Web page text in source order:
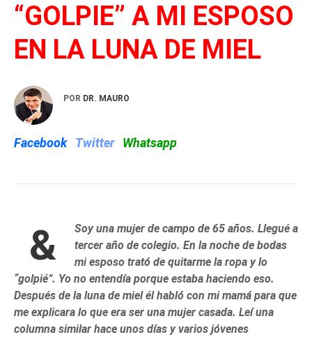
“GOLPIE” A MI ESPOSO
EN LA LUNA DE MIEL
POR DR. MAURO
Facebook Twitter Whatsapp
&
Soy una mujer de campo de 65 años. Llegué a
tercer año de colegio. En la noche de bodas
mi esposo trató de quitarme la ropa y lo
“golpié”. Yo no entendía porque estaba haciendo eso.
Después de la luna de miel él habló con mi mamá para que
me explicara lo que era ser una mujer casada. Leí una
columna similar hace unos días y varios jóvenes